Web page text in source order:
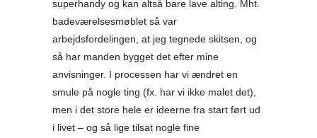
superhandy og kan altså bare lave alting. Mht.
badeværelsesmøblet så var
arbejdsfordelingen, at jeg tegnede skitsen, og
så har manden bygget det efter mine
anvisninger. I processen har vi ændret en
smule på nogle ting (fx. har vi ikke malet det),
men i det store hele er ideerne fra start ført ud
i livet – og så lige tilsat nogle fine